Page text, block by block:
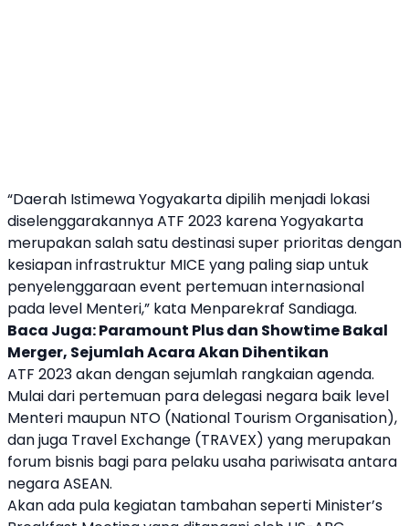
“Daerah Istimewa Yogyakarta dipilih menjadi lokasi
diselenggarakannyaATF 2023 karena Yogyakarta
merupakan salah satu destinasi super prioritas dengan
kesiapan infrastruktur MICE yang paling siap untuk
penyelenggaraan event pertemuan internasional
pada level Menteri,” kata Menparekraf Sandiaga.
Baca Juga:Paramount Plus dan Showtime Bakal
Merger, Sejumlah Acara Akan Dihentikan
ATF 2023akan dengan sejumlah rangkaian agenda.
Mulai dari pertemuan para delegasi negara baik level
Menteri maupun NTO (National Tourism Organisation),
dan juga Travel Exchange (TRAVEX) yang merupakan
forum bisnis bagi para pelaku usaha pariwisata antara
negara ASEAN.
Akan ada pula kegiatan tambahan seperti Minister’s